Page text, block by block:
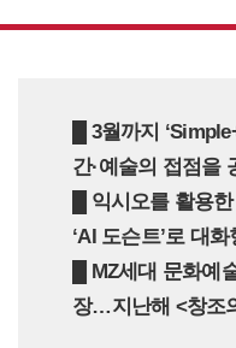
3월까지
간·예술의 접점을
익시오를 활용
‘AI 도슨트’로 대
MZ세대 문화예
장…지난해 <창조